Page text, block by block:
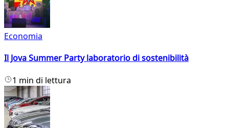
Economia
Il Jova Summer Party laboratorio di sostenibilità
1 min di lettura